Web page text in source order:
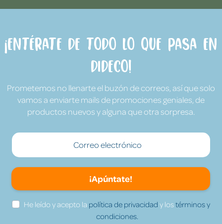
¡Entérate de todo lo que pasa en
Dideco!
Prometemos no llenarte el buzón de correos, así que solo
vamos a enviarte mails de promociones geniales, de
productos nuevos y alguna que otra sorpresa.
¡Apúntate!
He leído y acepto la política de privacidad y lostérminos y
condiciones.